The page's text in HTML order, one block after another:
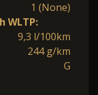
1 (None)
WLTP:
9,3 l/100km
244 g/km
G